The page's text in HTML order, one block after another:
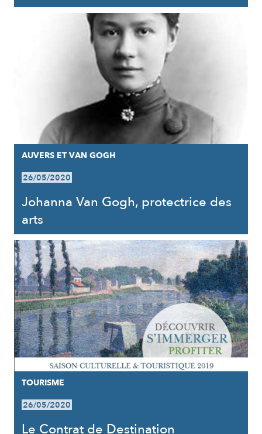
AUVERS ET VAN GOGH
26/05/2020
Johanna Van Gogh, protectrice des
arts
TOURISME
26/05/2020
Le Contrat de Destination